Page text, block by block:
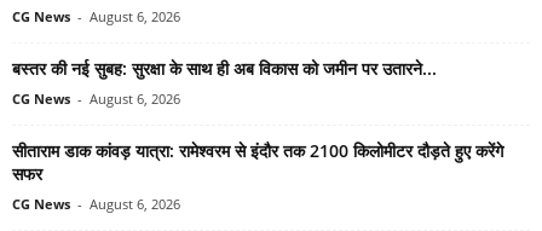
CG News - August 6, 2026
बस्तर की नई सुबह: सुरक्षा के साथ ही अब विकास को जमीन पर उतारने...
CG News - August 6, 2026
सीताराम डाक कांवड़ यात्रा: रामेश्वरम से इंदौर तक 2100 किलोमीटर दौड़ते हुए करेंगे
सफर
CG News - August 6, 2026